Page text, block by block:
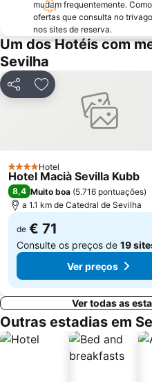
Giralda
Parque de Maria Luísa
Casa de la Provincia
Estadio Ramón Sánchez Pizjuán
Itálica ciudad romana
Monasterio de La Cartuja
Centro comercial Zona este
Torre do Ouro
Palacio de Congresos y exposiciones de Sevilla
mudam frequentemente.
ofertas que consulta no
nos sites de reserva.
Um dos Hotéis com
Sevilha
PartilharAdicionar aos
4 Estrelas
Hotel
Hotel Macià Sevilla Kubb
8,4 Muito boa (5.716 pontuações)
a 1.1 km de Catedral de Sevilha
de € 71
Consulte os preços de 19
Ver preços
Ver todas as
Outras estadias em